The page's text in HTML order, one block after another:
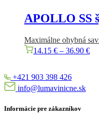
APOLLO SS
Maximálne ohybná
14.15 € – 36.90 €
+421 903 398 426
info@lumavinicne.sk
Informácie pre zákazníkov